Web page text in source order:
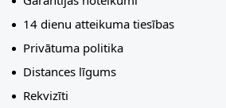
14 dienu atteikuma tiesības
Privātuma politika
Distances līgums
Rekvizīti